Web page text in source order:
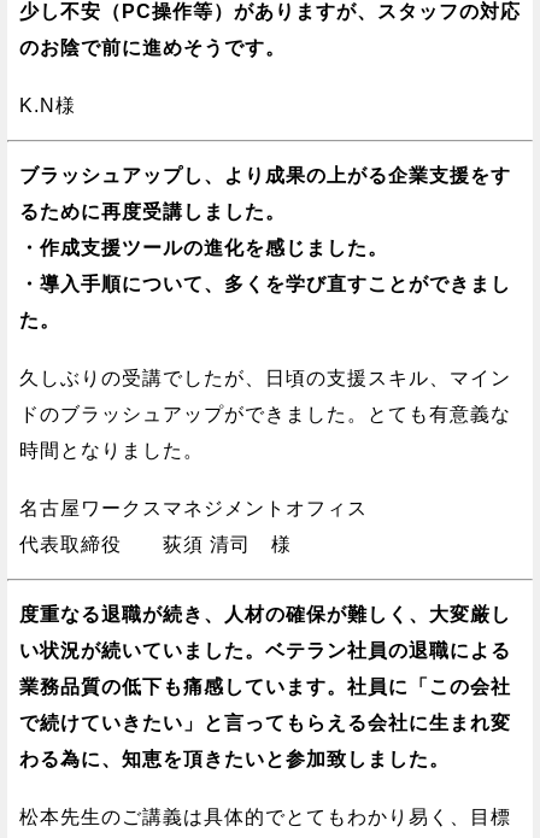
少し不安（PC操作等）がありますが、スタッフの対応
のお陰で前に進めそうです。
K.N様
ブラッシュアップし、より成果の上がる企業支援をす
るために再度受講しました。
・作成支援ツールの進化を感じました。
・導入手順について、多くを学び直すことができまし
た。
久しぶりの受講でしたが、日頃の支援スキル、マイン
ドのブラッシュアップができました。とても有意義な
時間となりました。
名古屋ワークスマネジメントオフィス
代表取締役 荻須 清司 様
度重なる退職が続き、人材の確保が難しく、大変厳し
い状況が続いていました。ベテラン社員の退職による
業務品質の低下も痛感しています。社員に「この会社
で続けていきたい」と言ってもらえる会社に生まれ変
わる為に、知恵を頂きたいと参加致しました。
松本先生のご講義は具体的でとてもわかり易く、目標